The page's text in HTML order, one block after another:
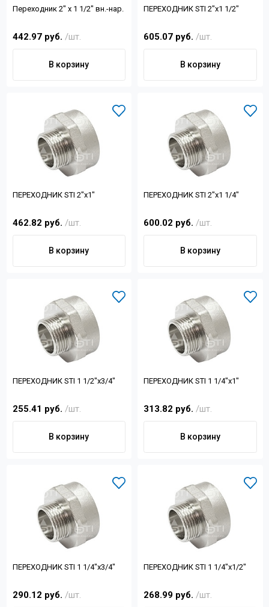
Переходник 2" х 1 1/2" вн.-нар.
442.97 руб. /шт.
В корзину
ПЕРЕХОДНИК STI 2"x1 1/2"
605.07 руб. /шт.
В корзину
ПЕРЕХОДНИК STI 2"x1"
462.82 руб. /шт.
В корзину
ПЕРЕХОДНИК STI 2"x1 1/4"
600.02 руб. /шт.
В корзину
ПЕРЕХОДНИК STI 1 1/2"x3/4"
255.41 руб. /шт.
В корзину
ПЕРЕХОДНИК STI 1 1/4"x1"
313.82 руб. /шт.
В корзину
ПЕРЕХОДНИК STI 1 1/4"x3/4"
290.12 руб. /шт.
ПЕРЕХОДНИК STI 1 1/4"x1/2"
268.99 руб. /шт.